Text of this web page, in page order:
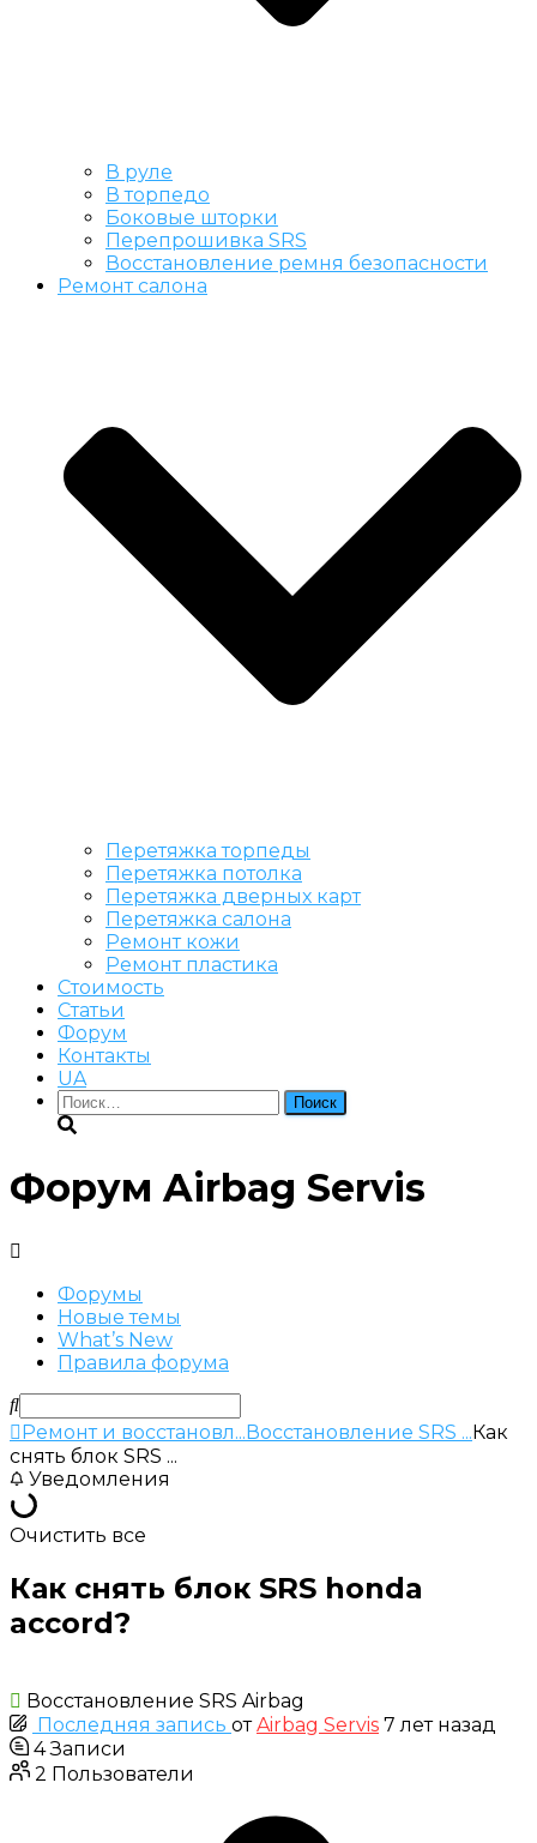
В руле
В торпедо
Боковые шторки
Перепрошивка SRS
Восстановление ремня безопасности
Ремонт салона
Перетяжка торпеды
Перетяжка потолка
Перетяжка дверных карт
Перетяжка салона
Ремонт кожи
Ремонт пластика
Стоимость
Статьи
Форум
Контакты
UA
Найти:
Форум Airbag Servis
Форумы
Новые темы
What’s New
Правила форума
Ремонт и восстановл...Восстановление SRS ...Как
снять блок SRS ...
Уведомления
Очистить все
Как снять блок SRS honda
accord?
Восстановление SRS Airbag
Последняя запись от Airbag Servis 7 лет назад
4Записи
2 Пользователи